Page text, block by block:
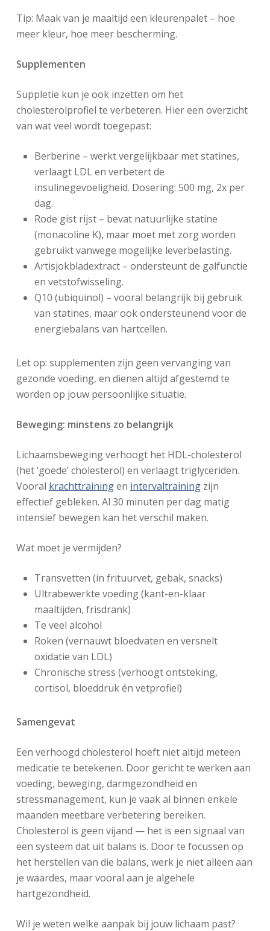
Tip: Maak van je maaltijd een kleurenpalet – hoe
meer kleur, hoe meer bescherming.
Supplementen
Suppletie kun je ook inzetten om het
cholesterolprofiel te verbeteren. Hier een overzicht
van wat veel wordt toegepast:
Berberine – werkt vergelijkbaar met statines,
verlaagt LDL en verbetert de
insulinegevoeligheid. Dosering: 500 mg, 2x per
dag.
Rode gist rijst – bevat natuurlijke statine
(monacoline K), maar moet met zorg worden
gebruikt vanwege mogelijke leverbelasting.
Artisjokbladextract – ondersteunt de galfunctie
en vetstofwisseling.
Q10 (ubiquinol) – vooral belangrijk bij gebruik
van statines, maar ook ondersteunend voor de
energiebalans van hartcellen.
Let op: supplementen zijn geen vervanging van
gezonde voeding, en dienen altijd afgestemd te
worden op jouw persoonlijke situatie.
Beweging: minstens zo belangrijk
Lichaamsbeweging verhoogt het HDL-cholesterol
(het ‘goede’ cholesterol) en verlaagt triglyceriden.
Vooral krachttrainingen intervaltrainingzijn
effectief gebleken. Al 30 minuten per dag matig
intensief bewegen kan het verschil maken.
Wat moet je vermijden?
Transvetten (in frituurvet, gebak, snacks)
Ultrabewerkte voeding (kant-en-klaar
maaltijden, frisdrank)
Te veel alcohol
Roken (vernauwt bloedvaten en versnelt
oxidatie van LDL)
Chronische stress (verhoogt ontsteking,
cortisol, bloeddruk én vetprofiel)
Samengevat
Een verhoogd cholesterol hoeft niet altijd meteen
medicatie te betekenen. Door gericht te werken aan
voeding, beweging, darmgezondheid en
stressmanagement, kun je vaak al binnen enkele
maanden meetbare verbetering bereiken.
Cholesterol is geen vijand — het is een signaal van
een systeem dat uit balans is. Door te focussen op
het herstellen van die balans, werk je niet alleen aan
je waardes, maar vooral aan je algehele
hartgezondheid.
Wil je weten welke aanpak bij jouw lichaam past?